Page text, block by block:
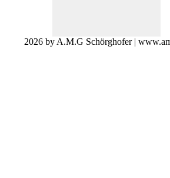
2026 by A.M.G Schörghofer |